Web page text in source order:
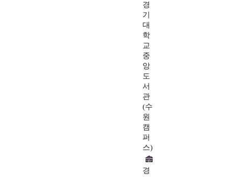
경
기
대
학
교
중
앙
도
서
관
(수
원
캠
퍼
스)
경